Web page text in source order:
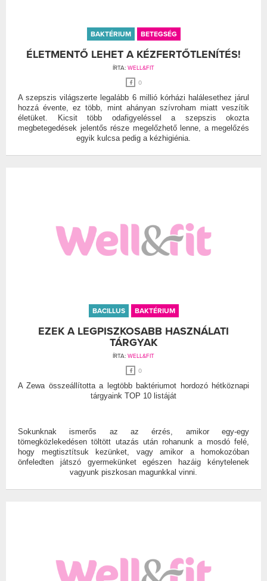
BAKTÉRIUM BETEGSÉG
ÉLETMENTŐ LEHET A KÉZFERTŐTLENÍTÉS!
ÍRTA: WELL&FIT
0
A szepszis világszerte legalább 6 millió kórházi halálesethez járul
hozzá évente, ez több, mint ahányan szívroham miatt veszítik
életüket. Kicsit több odafigyeléssel a szepszis okozta
megbetegedések jelentős része megelőzhető lenne, a megelőzés
egyik kulcsa pedig a kézhigiénia.
BACILLUS BAKTÉRIUM
EZEK A LEGPISZKOSABB HASZNÁLATI
TÁRGYAK
ÍRTA: WELL&FIT
0
A Zewa összeállította a legtöbb baktériumot hordozó hétköznapi
tárgyaink TOP 10 listáját
Sokunknak ismerős az az érzés, amikor egy-egy
tömegközlekedésen töltött utazás után rohanunk a mosdó felé,
hogy megtisztítsuk kezünket, vagy amikor a homokozóban
önfeledten játszó gyermekünket egészen hazáig kénytelenek
vagyunk piszkosan magunkkal vinni.